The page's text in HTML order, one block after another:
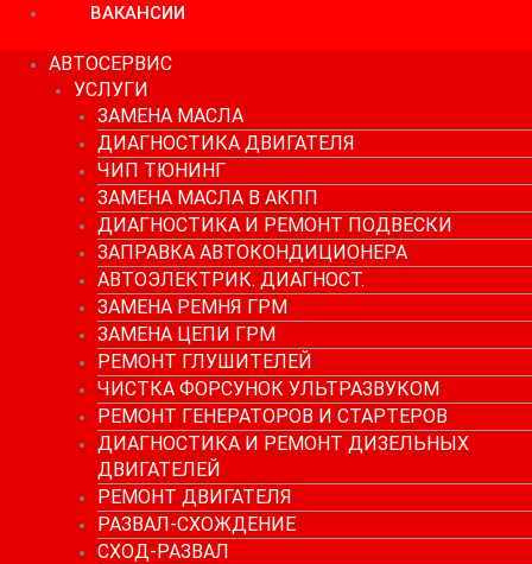
ВАКАНСИИ
АВТОСЕРВИС
УСЛУГИ
ЗАМЕНА МАСЛА
ДИАГНОСТИКА ДВИГАТЕЛЯ
ЧИП ТЮНИНГ
ЗАМЕНА МАСЛА В АКПП
ДИАГНОСТИКА И РЕМОНТ ПОДВЕСКИ
ЗАПРАВКА АВТОКОНДИЦИОНЕРА
АВТОЭЛЕКТРИК. ДИАГНОСТ.
ЗАМЕНА РЕМНЯ ГРМ
ЗАМЕНА ЦЕПИ ГРМ
РЕМОНТ ГЛУШИТЕЛЕЙ
ЧИСТКА ФОРСУНОК УЛЬТРАЗВУКОМ
РЕМОНТ ГЕНЕРАТОРОВ И СТАРТЕРОВ
ДИАГНОСТИКА И РЕМОНТ ДИЗЕЛЬНЫХ
ДВИГАТЕЛЕЙ
РЕМОНТ ДВИГАТЕЛЯ
РАЗВАЛ-СХОЖДЕНИЕ
СХОД-РАЗВАЛ